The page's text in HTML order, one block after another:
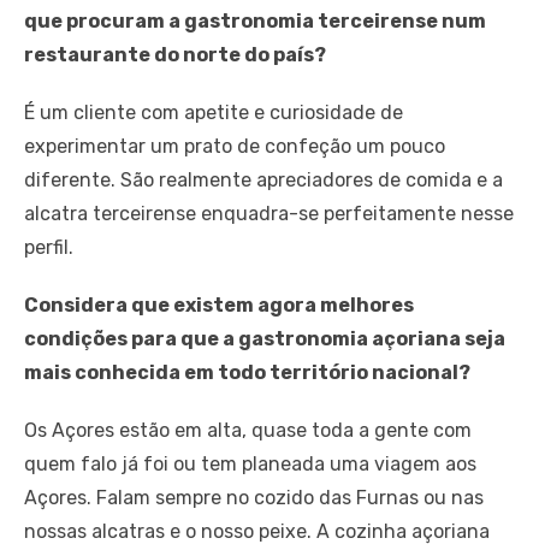
que procuram a gastronomia terceirense num
restaurante do norte do país?
É um cliente com apetite e curiosidade de
experimentar um prato de confeção um pouco
diferente. São realmente apreciadores de comida e a
alcatra terceirense enquadra-se perfeitamente nesse
perfil.
Considera que existem agora melhores
condições para que a gastronomia açoriana seja
mais conhecida em todo território nacional?
Os Açores estão em alta, quase toda a gente com
quem falo já foi ou tem planeada uma viagem aos
Açores. Falam sempre no cozido das Furnas ou nas
nossas alcatras e o nosso peixe. A cozinha açoriana